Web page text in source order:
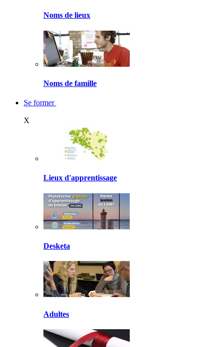
Noms de lieux
Noms de famille
Se former
X
Lieux d'apprentissage
Desketa
Adultes